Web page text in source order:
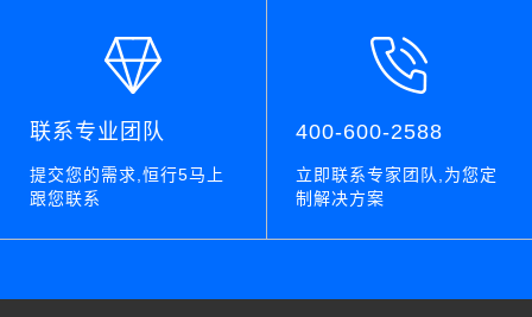
联系专业团队
提交您的需求,恒行5马上
跟您联系
400-600-2588
立即联系专家团队,为您定
制解决方案